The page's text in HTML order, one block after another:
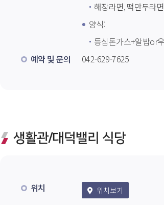
해장라면, 떡만두라면
양식:
등심돈가스+알밥or
예약 및 문의
042-629-7625
생활관/대덕밸리 식당
위치 위치보기